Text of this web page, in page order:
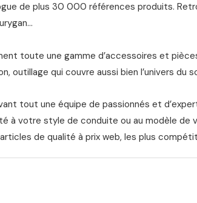
de plus 30 000 références produits.
toute une gamme d’accessoires et
outillage qui couvre aussi bien l’univers
tout une équipe de passionnés et
à votre style de conduite ou au modèle
de qualité à prix web, les plus